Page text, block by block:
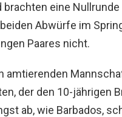
eine
Abwürfe im
Paares nicht.
amtierenden
der den 10-jährigen
ab, wie Barbados,